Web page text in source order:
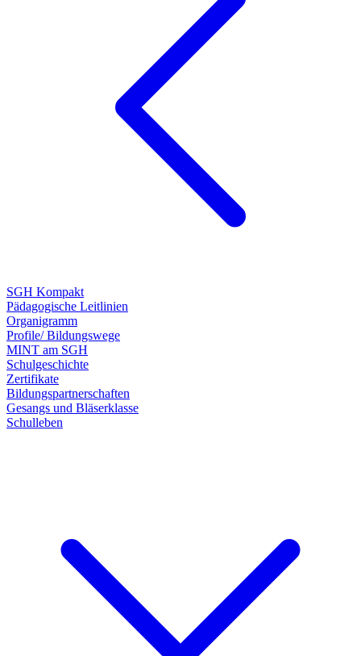
SGH Kompakt
Pädagogische Leitlinien
Organigramm
Profile/ Bildungswege
MINT am SGH
Schulgeschichte
Zertifikate
Bildungspartnerschaften
Gesangs und Bläserklasse
Schulleben